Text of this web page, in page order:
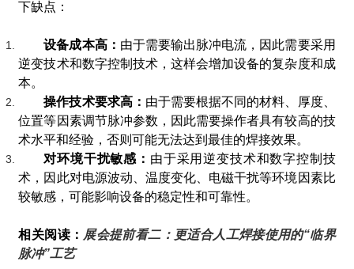
下缺点：
设备成本高： 由于需要输出脉冲电流，因此需要采用
逆变技术和数字控制技术，这样会增加设备的复杂度和成
本。
操作技术要求高： 由于需要根据不同的材料、厚度、
位置等因素调节脉冲参数，因此需要操作者具有较高的技
术水平和经验，否则可能无法达到最佳的焊接效果。
对环境干扰敏感： 由于采用逆变技术和数字控制技
术，因此对电源波动、温度变化、电磁干扰等环境因素比
较敏感，可能影响设备的稳定性和可靠性。
相关阅读： 展会提前看二：更适合人工焊接使用的“临界
脉冲”工艺